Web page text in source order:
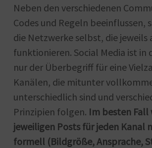
Neben den verschiedenen
Codes und Regeln beeinflussen,
die Netzwerke selbst, die jeweils
funktionieren. Social Media ist in
nur der Überbegriff für eine
Kanälen, die mitunter
unterschiedlich sind und
Prinzipien folgen. Im besten Fall
jeweiligen Posts für jeden Kanal
formell (Bildgröße, Ansprache,